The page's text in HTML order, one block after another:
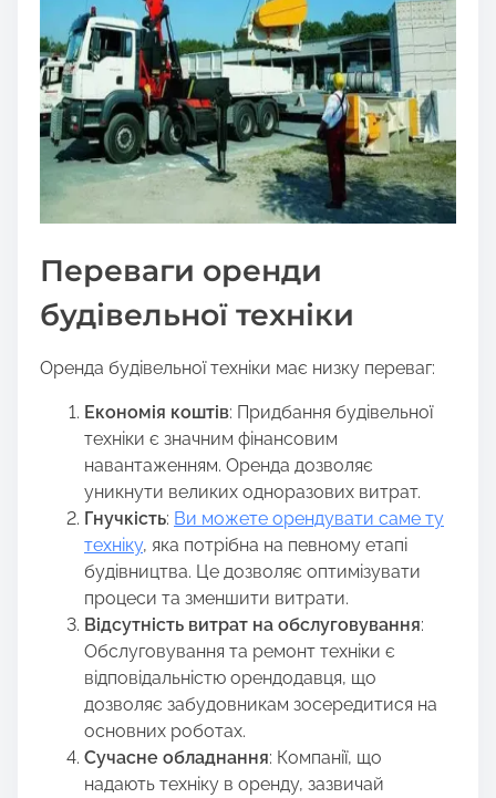
Переваги оренди
будівельної техніки
Оренда будівельної техніки має низку переваг:
Економія коштів: Придбання будівельної
техніки є значним фінансовим
навантаженням. Оренда дозволяє
уникнути великих одноразових витрат.
Гнучкість: Ви можете орендувати саме ту
техніку, яка потрібна на певному етапі
будівництва. Це дозволяє оптимізувати
процеси та зменшити витрати.
Відсутність витрат на обслуговування:
Обслуговування та ремонт техніки є
відповідальністю орендодавця, що
дозволяє забудовникам зосередитися на
основних роботах.
Сучасне обладнання: Компанії, що
надають техніку в оренду, зазвичай